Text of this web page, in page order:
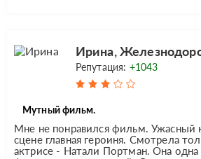
Ирина,
Репутация: +1043
Мутный фильм.
Мне не понравился фильм. Ужасный
сцене главная героиня. Смотрела
актрисе - Натали Портман. Она